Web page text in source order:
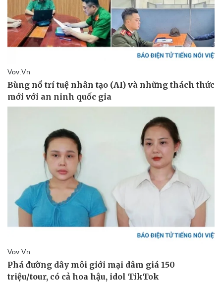
Thông tin doanh nghiệp
Doanh nghiệp 24h
Doanh nhân
Vì cộng đồng
Công nghệ
Sành điệu
Tin Công nghệ
Trải nghiệm
Chuyển đổi số